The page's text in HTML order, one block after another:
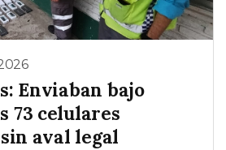
Enviaban bajo
73 celulares
aval legal